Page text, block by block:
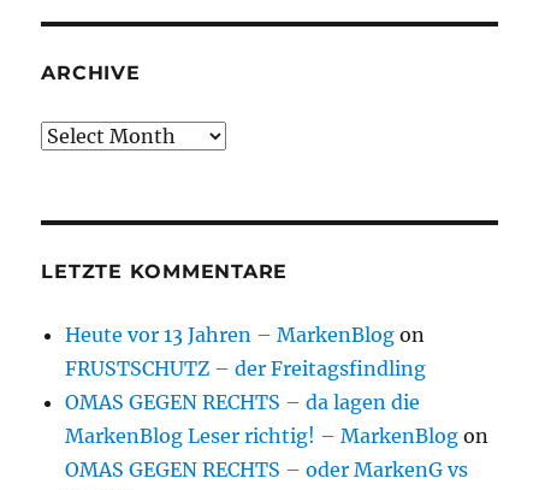
ARCHIVE
Archive
LETZTE KOMMENTARE
Heute vor 13 Jahren – MarkenBlog on
FRUSTSCHUTZ – der Freitagsfindling
OMAS GEGEN RECHTS – da lagen die
MarkenBlog Leser richtig! – MarkenBlog on
OMAS GEGEN RECHTS – oder MarkenG vs